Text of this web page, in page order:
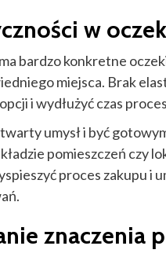
w
bardzo konkretne
miejsca. Brak
i wydłużyć czas
umysł i być
pomieszczeń czy
proces zakupu i
znaczenia